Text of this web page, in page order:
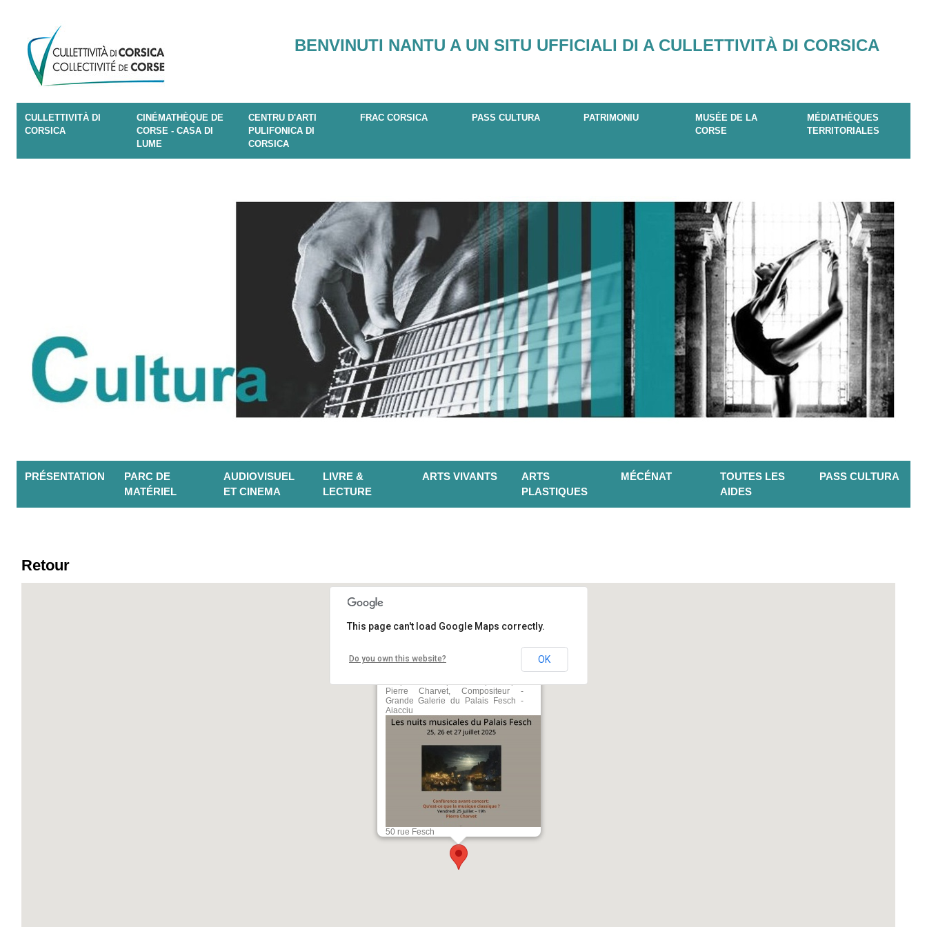
BENVINUTI NANTU A UN SITU UFFICIALI DI A CULLETTIVITÀ DI CORSICA
CULLETTIVITÀ DI
CORSICA
CINÉMATHÈQUE DE
CORSE - CASA DI
LUME
CENTRU D'ARTI
PULIFONICA DI
CORSICA
FRAC CORSICA PASS CULTURA PATRIMONIU
MUSÉE DE LA
CORSE
MÉDIATHÈQUES
TERRITORIALES
PRÉSENTATION
PARC DE
MATÉRIEL
AUDIOVISUEL
ET CINEMA
LIVRE &
LECTURE
ARTS VIVANTS
ARTS
PLASTIQUES
MÉCÉNAT
TOUTES LES
AIDES
PASS CULTURA
Retour
Les nuits musicales du Palais Fesch
/ Conférence avant-concert : "Qu’est-
Pierre Charvet, Compositeur -
Grande Galerie du Palais Fesch -
Aiacciu
50 rue Fesch
This page can't load Google Maps correctly.
Do you own this website? OK